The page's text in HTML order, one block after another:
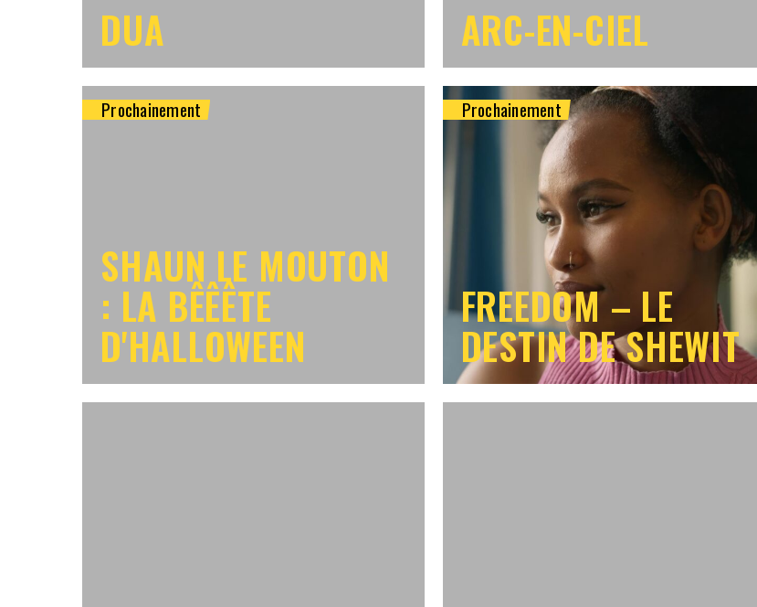
DUA ARC-EN-CIEL
Prochainement
SHAUN LE MOUTON
: LA BÊÊÊTE
D'HALLOWEEN
Prochainement
FREEDOM – LE
DESTIN DE SHEWIT